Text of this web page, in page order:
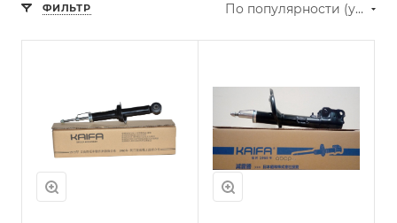
ФИЛЬТР По популярности (убывание)